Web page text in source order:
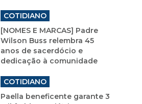
COTIDIANO
[NOMES E MARCAS] Padre
Wilson Buss relembra 45
anos de sacerdócio e
dedicação à comunidade
COTIDIANO
Paella beneficente garante 3